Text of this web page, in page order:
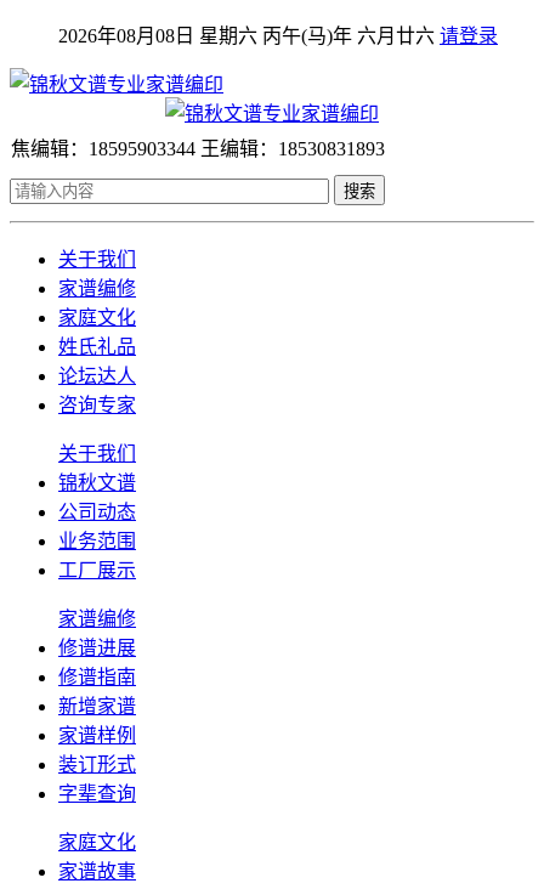
2026年08月08日 星期六 丙午(马)年 六月廿六 请登录
焦编辑：18595903344 王编辑：18530831893
搜索
关于我们
家谱编修
家庭文化
姓氏礼品
论坛达人
咨询专家
关于我们
锦秋文谱
公司动态
业务范围
工厂展示
家谱编修
修谱进展
修谱指南
新增家谱
家谱样例
装订形式
字辈查询
家庭文化
家谱故事